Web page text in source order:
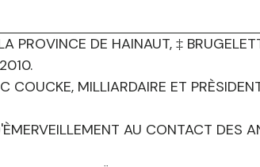
PROVINCE DE HAINAUT, ‡
COUCKE, MILLIARDAIRE ET
AU CONTACT DES